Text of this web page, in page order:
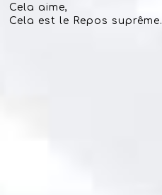
Cela aime,
Cela est le Repos suprême.